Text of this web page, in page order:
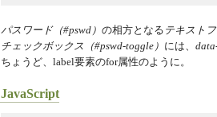
パスワード（#pswd） の相方となる テキスト
チェックボックス（#pswd-toggle） には、
ちょうど、label要素のfor属性のように。
JavaScript